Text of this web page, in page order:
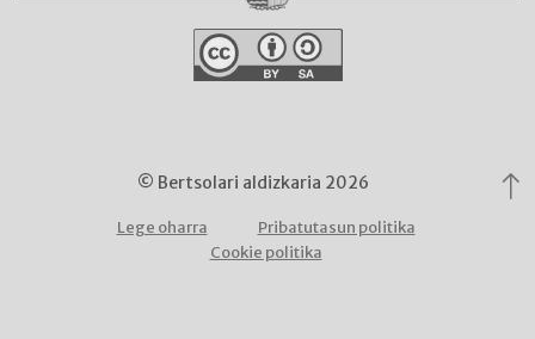
© Bertsolari aldizkaria 2026
Lege oharra
Pribatutasun politika
Cookie politika